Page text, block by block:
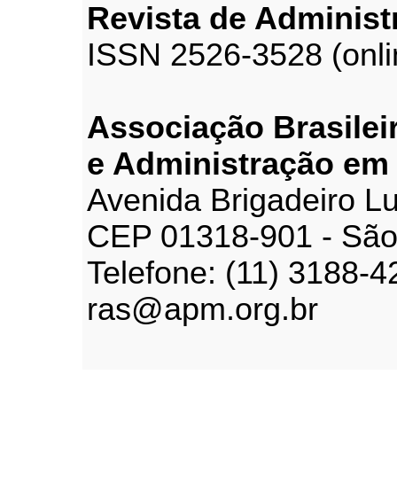
Revista de
ISSN 2526-3528
Associação
e Administração em
Avenida Brigadeiro
CEP 01318-901 -
Telefone: (11) 3188-
ras@apm.org.br